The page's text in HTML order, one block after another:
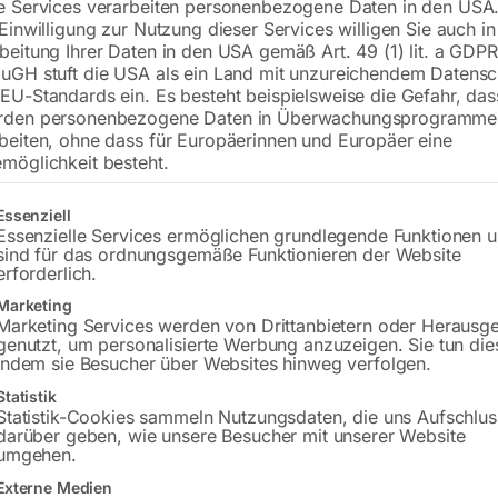
zu RKBM 16 T
€138,00
Versandkosten Standard (Österreich):
Bitte beachten Sie: Die Versandkosten
Produktsicherheit
Services verarbeiten personenbezogene Daten in den
zur Nutzung dieser Services willigen Sie auch
Ihrer Daten in den USA gemäß Art. 49 (1) lit. a
stuft die USA als ein Land mit unzureichendem
Standards ein. Es besteht beispielsweise die Gefahr,
personenbezogene Daten in
ohne dass für Europäerinnen und Europäer eine
besteht.
eine Liste der Service-Gruppen, für die eine Einwilligung erteilt
Services ermöglichen grundlegende Funktionen
für das ordnungsgemäße Funktionieren der Website
Services werden von Drittanbietern oder
um personalisierte Werbung anzuzeigen. Sie tun
sie Besucher über Websites hinweg verfolgen.
Cookies sammeln Nutzungsdaten, die uns
geben, wie unsere Besucher mit unserer Website
Medien